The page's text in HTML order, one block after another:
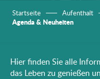
Startseite Aufenthalt
Agenda & Neuheiten
Hier finden Sie alle
das Leben zu genießen